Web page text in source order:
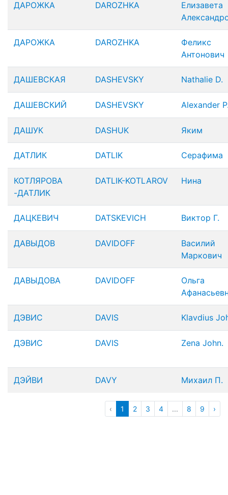
ДАРОЖКА DAROZHKA
Елизавета
ДАРОЖКА DAROZHKA
Феликс
Антонович
ДАШЕВСКАЯ DASHEVSKY Nathalie D.
ДАШЕВСКИЙ DASHEVSKY Alexander
ДАШУК DASHUK Яким
ДАТЛИК DATLIK Серафима
КОТЛЯРОВА
-ДАТЛИК
DATLIK-KOTLAROV Нина
ДАЦКЕВИЧ DATSKEVICH Виктор Г.
ДАВЫДОВ DAVIDOFF
Василий
Маркович
ДАВЫДОВА DAVIDOFF
Ольга
ДЭВИС DAVIS Klavdius
ДЭВИС DAVIS Zena John.
ДЭЙВИ DAVY Михаил П.
‹ 1 2 3 4 ... 8 9 ›